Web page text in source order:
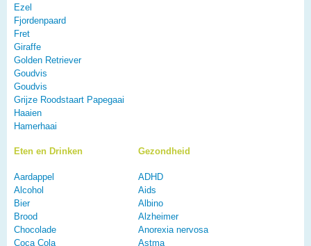
Ezel
Fjordenpaard
Fret
Giraffe
Golden Retriever
Goudvis
Goudvis
Grijze Roodstaart Papegaai
Haaien
Hamerhaai
Eten en Drinken
Aardappel
Alcohol
Bier
Brood
Chocolade
Coca Cola
Gezondheid
ADHD
Aids
Albino
Alzheimer
Anorexia nervosa
Astma